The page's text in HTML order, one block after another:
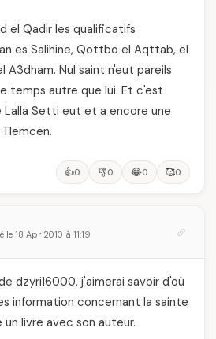
el Qadir les qualificatifs
es Salihine, Qottbo el Aqttab, el
A3dham. Nul saint n'eut pareils
temps autre que lui. Et c'est
Lalla Setti eut et a encore une
👍0 👎0 😂0 🥰0
le 18 Apr 2010 à 11:19
dzyri16000, j'aimerai savoir d'où
information concernant la sainte
livre avec son auteur.